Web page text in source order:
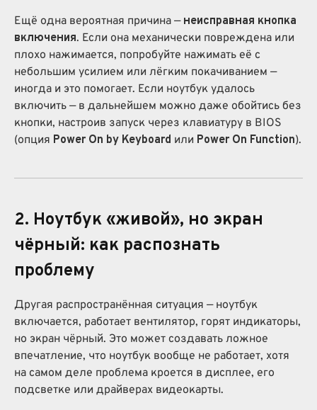
Ещё одна вероятная причина — неисправная кнопка
включения. Если она механически повреждена или
плохо нажимается, попробуйте нажимать её с
небольшим усилием или лёгким покачиванием —
иногда и это помогает. Если ноутбук удалось
включить — в дальнейшем можно даже обойтись без
кнопки, настроив запуск через клавиатуру в BIOS
(опция Power On by Keyboard или Power On Function).
2. Ноутбук «живой», но экран
чёрный: как распознать
проблему
Другая распространённая ситуация — ноутбук
включается, работает вентилятор, горят индикаторы,
но экран чёрный. Это может создавать ложное
впечатление, что ноутбук вообще не работает, хотя
на самом деле проблема кроется в дисплее, его
подсветке или драйверах видеокарты.